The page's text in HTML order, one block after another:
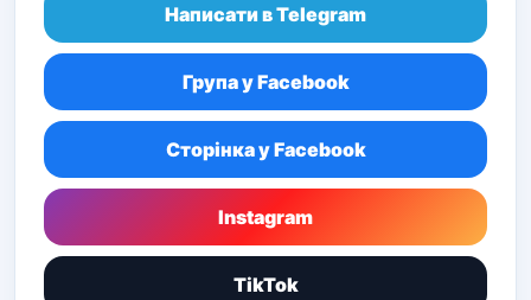
Написати в Telegram
Група у Facebook
Сторінка у Facebook
Instagram
TikTok